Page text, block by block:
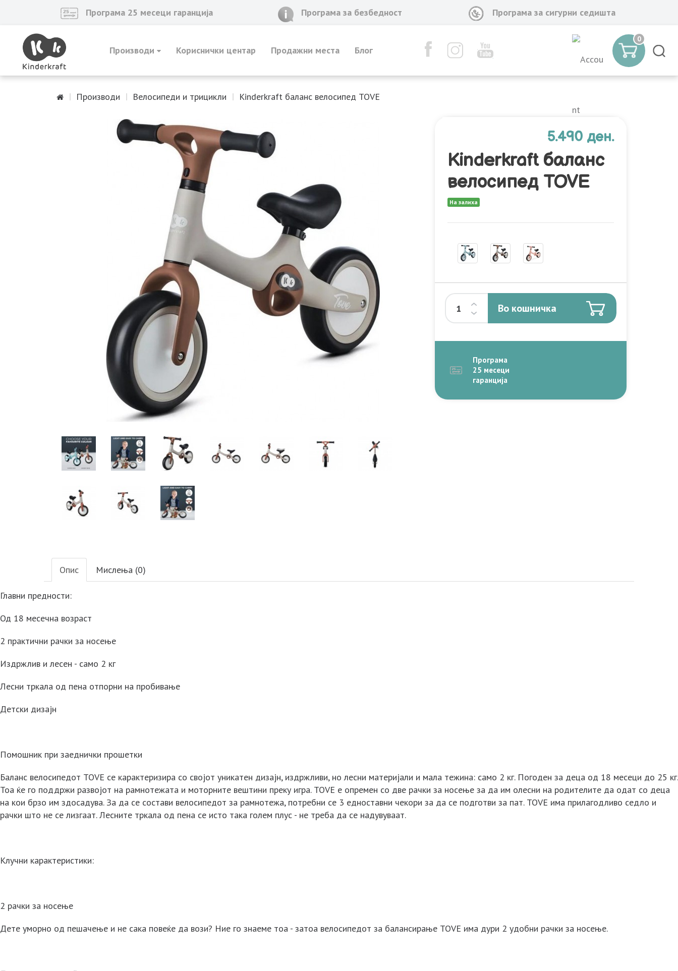
Програма 25 месеци гаранција Програма за безбедност Програма за сигурни седишта
Производи Кориснички центар Продажни места Блог
0
Производи Велосипеди и трицикли Kinderkraft баланс велосипед TOVE
5.490 ден.
Kinderkraft баланс
велосипед TOVE
На залиха
Во кошничка
Програма
25 месеци
гаранција
Опис Мислења (0)
Главни предности:
Од 18 месечна возраст
2 практични рачки за носење
Издржлив и лесен - само 2 кг
Лесни тркала од пена отпорни на пробивање
Детски дизајн
Помошник при заеднички прошетки
Баланс велосипедот TOVE се карактеризира со својот уникатен дизајн, издржливи, но лесни материјали и мала тежина: само 2 кг. Погоден за деца од 18 месеци до 25 кг.
Тоа ќе го поддржи развојот на рамнотежата и моторните вештини преку игра. TOVE е опремен со две рачки за носење за да им олесни на родителите да одат со деца
на кои брзо им здосадува. За да се состави велосипедот за рамнотежа, потребни се 3 едноставни чекори за да се подготви за пат. TOVE има прилагодливо седло и
рачки што не се лизгаат. Лесните тркала од пена се исто така голем плус - не треба да се надувуваат.
Клучни карактеристики:
2 рачки за носење
Дете уморно од пешачење и не сака повеќе да вози? Ние го знаеме тоа - затоа велосипедот за балансирање TOVE има дури 2 удобни рачки за носење.